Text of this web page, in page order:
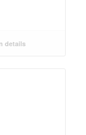
details